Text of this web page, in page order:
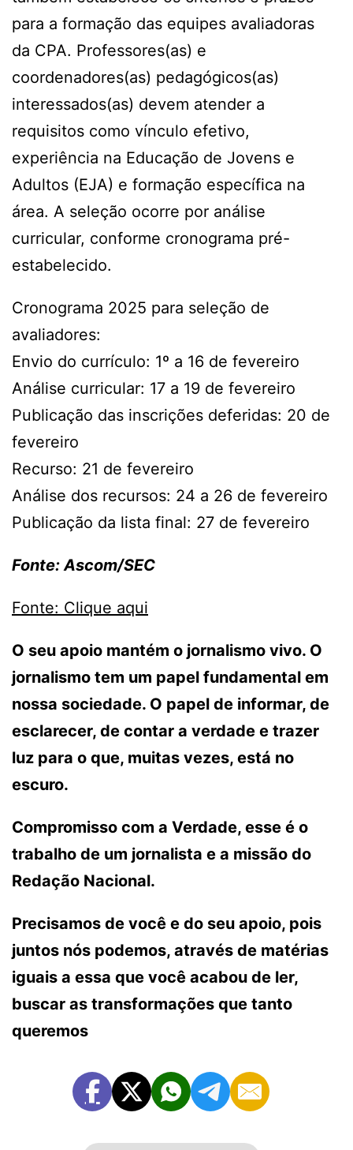
para a formação das equipes avaliadoras
da CPA. Professores(as) e
coordenadores(as) pedagógicos(as)
interessados(as) devem atender a
requisitos como vínculo efetivo,
experiência na Educação de Jovens e
Adultos (EJA) e formação específica na
área. A seleção ocorre por análise
curricular, conforme cronograma pré-
estabelecido.
Cronograma 2025 para seleção de
avaliadores:
Envio do currículo: 1º a 16 de fevereiro
Análise curricular: 17 a 19 de fevereiro
Publicação das inscrições deferidas: 20 de
fevereiro
Recurso: 21 de fevereiro
Análise dos recursos: 24 a 26 de fevereiro
Publicação da lista final: 27 de fevereiro
Fonte: Ascom/SEC
Fonte: Clique aqui
O seu apoio mantém o jornalismo vivo. O
jornalismo tem um papel fundamental em
nossa sociedade. O papel de informar, de
esclarecer, de contar a verdade e trazer
luz para o que, muitas vezes, está no
escuro.
Compromisso com a Verdade, esse é o
trabalho de um jornalista e a missão do
Redação Nacional.
Precisamos de você e do seu apoio, pois
juntos nós podemos, através de matérias
iguais a essa que você acabou de ler,
buscar as transformações que tanto
queremos